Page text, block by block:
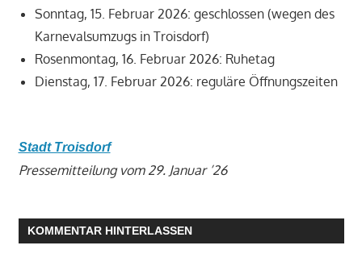
Sonntag, 15. Februar 2026: geschlossen (wegen des
Karnevalsumzugs in Troisdorf)
Rosenmontag, 16. Februar 2026: Ruhetag
Dienstag, 17. Februar 2026: reguläre Öffnungszeiten
Stadt Troisdorf
Pressemitteilung vom 29. Januar ’26
KOMMENTAR HINTERLASSEN